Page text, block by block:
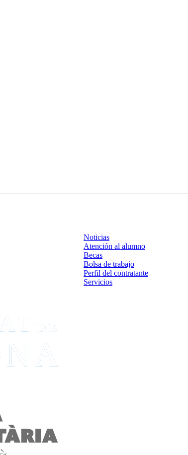
Noticias
Atención al alumno
Becas
Bolsa de trabajo
Perfil del contratante
Servicios